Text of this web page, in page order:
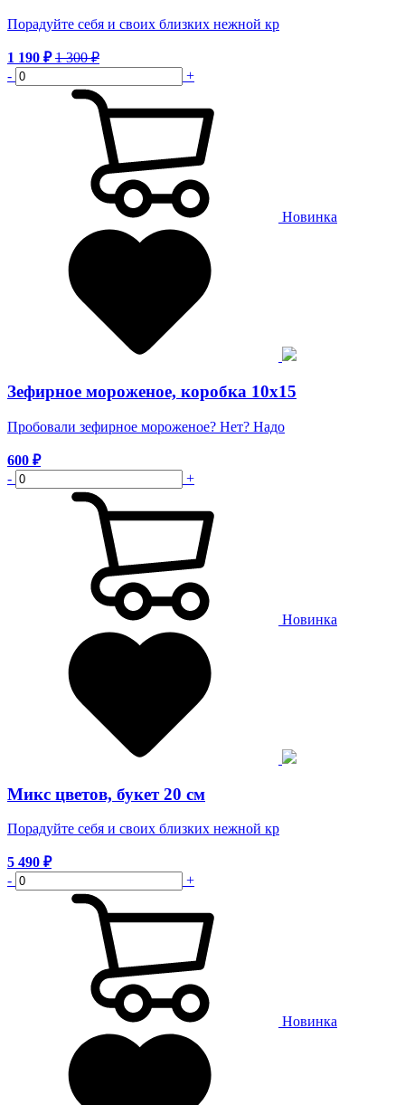
Порадуйте себя и своих близких нежной кр
1 190 ₽ 1 300₽
-
+
Новинка
Зефирное мороженое, коробка 10х15
Пробовали зефирное мороженое? Нет? Надо
600 ₽
-
+
Новинка
Микс цветов, букет 20 см
Порадуйте себя и своих близких нежной кр
5 490 ₽
-
+
Новинка